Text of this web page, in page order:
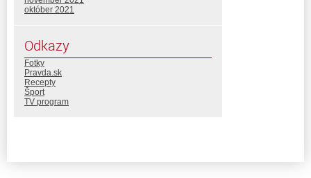
október 2021
Odkazy
Fotky
Pravda.sk
Recepty
Šport
TV program